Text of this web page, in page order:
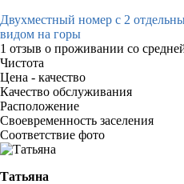
Двухместный номер с 2
видом на горы
1 отзыв о проживании со
Чистота
Цена - качество
Качество обслуживания
Расположение
Своевременность заселения
Соответствие фото
Татьяна